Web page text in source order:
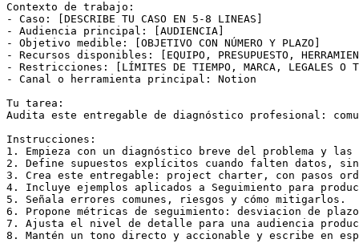
Contexto de trabajo:
- Caso: [DESCRIBE TU CASO EN 5-8 LINEAS]
- Audiencia principal: [AUDIENCIA]
- Objetivo medible: [OBJETIVO CON NÚMERO Y PLAZO]
- Recursos disponibles: [EQUIPO, PRESUPUESTO,
- Restricciones: [LÍMITES DE TIEMPO, MARCA, LEGALES O
- Canal o herramienta principal: Notion
Tu tarea:
Audita este entregable de diagnóstico profesional:
Instrucciones:
1. Empieza con un diagnóstico breve del problema y
2. Define supuestos explícitos cuando falten datos,
3. Crea este entregable: project charter, con pasos
4. Incluye ejemplos aplicados a Seguimiento para
5. Señala errores comunes, riesgos y cómo mitigarlos.
6. Propone métricas de seguimiento: desviacion de
7. Ajusta el nivel de detalle para una audiencia
8. Mantén un tono directo y accionable y escribe en